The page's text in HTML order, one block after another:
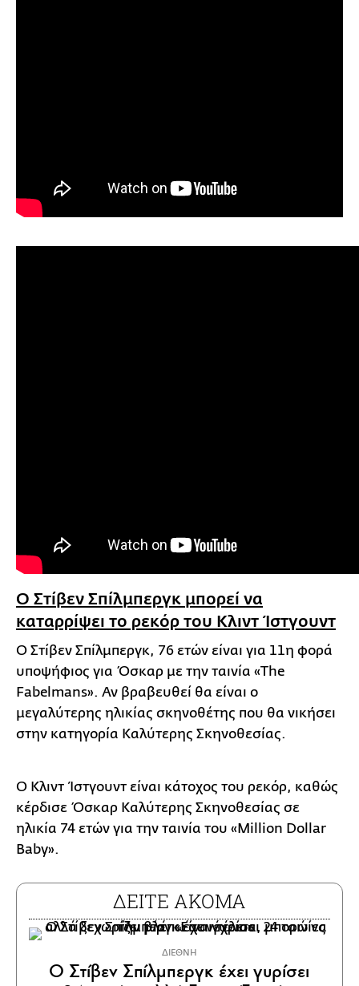
Ο Στίβεν Σπίλμπεργκ μπορεί να
καταρρίψει το ρεκόρ του Κλιντ Ίστγουντ
Ο Στίβεν Σπίλμπεργκ, 76 ετών είναι για 11η φορά
υποψήφιος για Όσκαρ με την ταινία «The
Fabelmans». Αν βραβευθεί θα είναι ο
μεγαλύτερης ηλικίας σκηνοθέτης που θα νικήσει
στην κατηγορία Καλύτερης Σκηνοθεσίας.
Ο Κλιντ Ίστγουντ είναι κάτοχος του ρεκόρ, καθώς
κέρδισε Όσκαρ Καλύτερης Σκηνοθεσίας σε
ηλικία 74 ετών για την ταινία του «Million Dollar
Baby».
ΔΕΙΤΕ ΑΚΟΜΑ
ΔΙΕΘΝΗ
Ο Στίβεν Σπίλμπεργκ έχει γυρίσει